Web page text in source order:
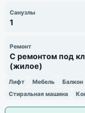
Санузлы
1
Ремонт
С ремонтом под
(жилое)
Лифт Мебель Балкон
Стиральная машина